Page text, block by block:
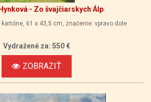
- Zo švajčiarskych Álp
61 x 43,5 cm, značenie: vpravo dole
Vydražené za: 550 €
ZOBRAZIŤ